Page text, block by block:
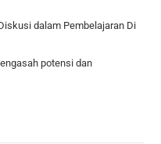
dalam Pembelajaran Di
potensi dan